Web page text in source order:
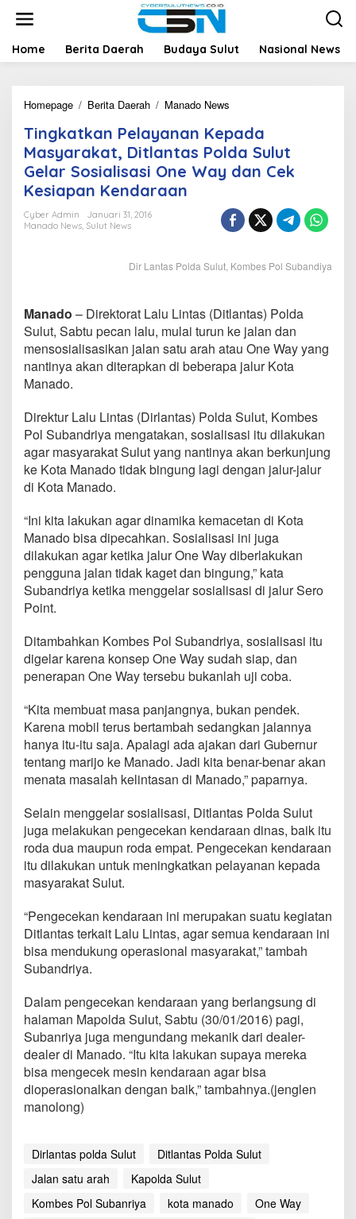
t
Home Berita Daerah Budaya Sulut Nasional News
Homepage / Berita Daerah / Manado News
n
g
k
a
k
a
n
e
a
n
a
n
K
a
d
a
M
a
a
r
a
k
a
t
t
l
a
t
a
s
P
o
l
S
u
l
u
l
a
r
a
l
i
s
a
s
e
W
d
Tingkatkan Pelayanan Kepada
Masyarakat, Ditlantas Polda Sulut
Gelar Sosialisasi One Way dan Cek
Kesiapan Kendaraan
Cyber Admin
Januari 31, 2016
Manado News, Sulut News
Dir Lantas Polda Sulut, Kombes Pol Subandiya
Manado – Direktorat Lalu Lintas (Ditlantas) Polda
Sulut, Sabtu pecan lalu, mulai turun ke jalan dan
mensosialisasikan jalan satu arah atau One Way yang
nantinya akan diterapkan di beberapa jalur Kota
Manado.
Direktur Lalu Lintas (Dirlantas) Polda Sulut, Kombes
Pol Subandriya mengatakan, sosialisasi itu dilakukan
agar masyarakat Sulut yang nantinya akan berkunjung
ke Kota Manado tidak bingung lagi dengan jalur-jalur
di Kota Manado.
“Ini kita lakukan agar dinamika kemacetan di Kota
Manado bisa dipecahkan. Sosialisasi ini juga
dilakukan agar ketika jalur One Way diberlakukan
pengguna jalan tidak kaget dan bingung,” kata
Subandriya ketika menggelar sosialisasi di jalur Sero
Point.
Ditambahkan Kombes Pol Subandriya, sosialisasi itu
digelar karena konsep One Way sudah siap, dan
penerapan One Way tersebu bukanlah uji coba.
“Kita membuat masa panjangnya, bukan pendek.
Karena mobil terus bertambah sedangkan jalannya
hanya itu-itu saja. Apalagi ada ajakan dari Gubernur
tentang marijo ke Manado. Jadi kita benar-benar akan
menata masalah kelintasan di Manado,” paparnya.
Selain menggelar sosialisasi, Ditlantas Polda Sulut
juga melakukan pengecekan kendaraan dinas, baik itu
roda dua maupun roda empat. Pengecekan kendaraan
itu dilakukan untuk meningkatkan pelayanan kepada
masyarakat Sulut.
“Pengecekan kendaraan ini merupakan suatu kegiatan
Ditlantas terkait Lalu Lintas, agar semua kendaraan ini
bisa mendukung operasional masyarakat,” tambah
Subandriya.
Dalam pengecekan kendaraan yang berlangsung di
halaman Mapolda Sulut, Sabtu (30/01/2016) pagi,
Subanriya juga mengundang mekanik dari dealer-
dealer di Manado. “Itu kita lakukan supaya mereka
bisa mengecek mesin kendaraan agar bisa
dioperasionalkan dengan baik,” tambahnya.(jenglen
manolong)
Dirlantas polda Sulut
Ditlantas Polda Sulut
Jalan satu arah
Kapolda Sulut
Kombes Pol Subanriya
kota manado
One Way